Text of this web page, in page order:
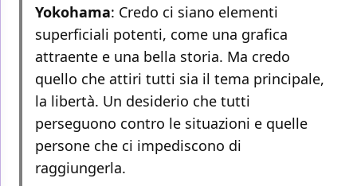
Yokohama: Credo ci siano elementi
superficiali potenti, come una grafica
attraente e una bella storia. Ma credo
quello che attiri tutti sia il tema principale,
la libertà. Un desiderio che tutti
perseguono contro le situazioni e quelle
persone che ci impediscono di
raggiungerla.